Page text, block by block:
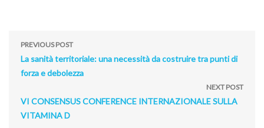
PREVIOUS POST
La sanità territoriale: una necessità da costruire tra punti di
forza e debolezza
NEXT POST
VI CONSENSUS CONFERENCE INTERNAZIONALE SULLA
VITAMINA D